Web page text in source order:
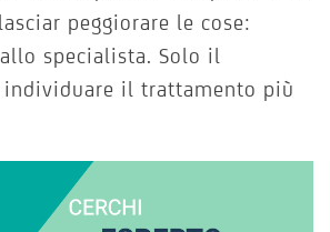
peggiorare le cose:
specialista. Solo il
individuare il trattamento più